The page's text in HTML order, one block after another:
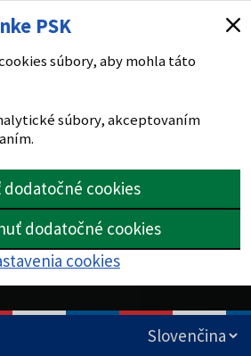
PSK
súbory, aby mohla táto
súbory, akceptovaním
dodatočné cookies
dodatočné cookies
cookies